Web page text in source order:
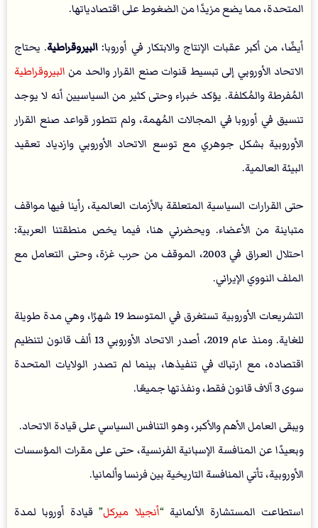
المتحدة، مما يضع مزيدًا من الضغوط على اقتصادياتها.
أيضًا، من أكبر عقبات الإنتاج والابتكار في أوروبا: البيروقراطية. يحتاج
الاتحاد الأوروبي إلى تبسيط قنوات صنع القرار والحد من البيروقراطية
المُفرطة والمُكلفة. يؤكد خبراء وحتى كثير من السياسيين أنه لا يوجد
تنسيق في أوروبا في المجالات المُهمة، ولم تتطور قواعد صنع القرار
الأوروبية بشكل جوهري مع توسع الاتحاد الأوروبي وازدياد تعقيد
البيئة العالمية.
حتى القرارات السياسية المتعلقة بالأزمات العالمية، رأينا فيها مواقف
متباينة من الأعضاء. ويحضرني هنا، فيما يخص منطقتنا العربية:
احتلال العراق في 2003، الموقف من حرب غزة، وحتى التعامل مع
الملف النووي الإيراني.
التشريعات الأوروبية تستغرق في المتوسط 19 شهرًا، وهي مدة طويلة
للغاية. ومنذ عام 2019، أصدر الاتحاد الأوروبي 13 ألف قانون لتنظيم
اقتصاده، مع ارتباك في تنفيذها، بينما لم تصدر الولايات المتحدة
سوى 3 آلاف قانون فقط، ونفذتها جميعًا.
ويبقى العامل الأهم والأكبر، وهو التنافس السياسي على قيادة الاتحاد.
وبعيدًا عن المنافسة الإسبانية الفرنسية، حتى على مقرات المؤسسات
الأوروبية، تأتي المنافسة التاريخية بين فرنسا وألمانيا.
استطاعت المستشارة الألمانية أنجيلا ميركل قيادة أوروبا لمدة